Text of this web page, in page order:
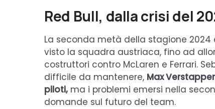
Red Bull, dalla crisi del
La seconda metà della stagione
visto la squadra austriaca, fino ad
costruttori contro McLaren e Ferrari.
difficile da mantenere, Max
piloti, ma i problemi emersi nella
domande sul futuro del team.